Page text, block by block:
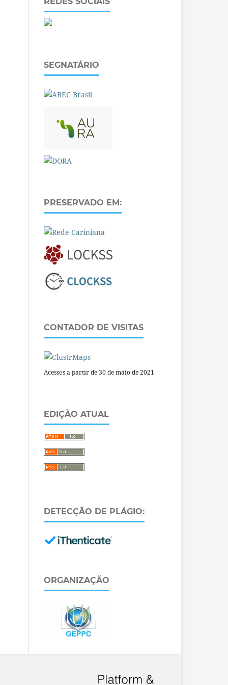
SEGNATÁRIO
PRESERVADO EM:
CONTADOR DE VISITAS
Acessos a partir de 30 de maio de 2021
EDIÇÃO ATUAL
DETECÇÃO DE PLÁGIO:
ORGANIZAÇÃO